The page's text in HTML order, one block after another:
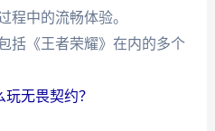
程中的流畅体验。
括《王者荣耀》在内的多个
玩无畏契约？